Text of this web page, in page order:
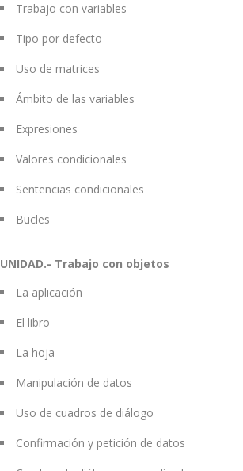
Trabajo con variables
Tipo por defecto
Uso de matrices
Ámbito de las variables
Expresiones
Valores condicionales
Sentencias condicionales
Bucles
UNIDAD.- Trabajo con objetos
La aplicación
El libro
La hoja
Manipulación de datos
Uso de cuadros de diálogo
Confirmación y petición de datos